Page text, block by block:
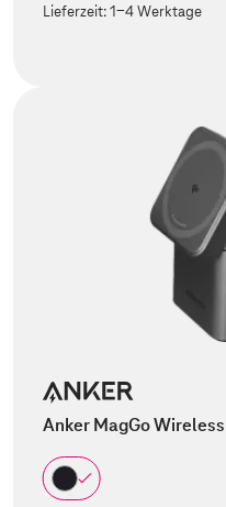
Lieferzeit:1-4 Werktage
Anker MagGo